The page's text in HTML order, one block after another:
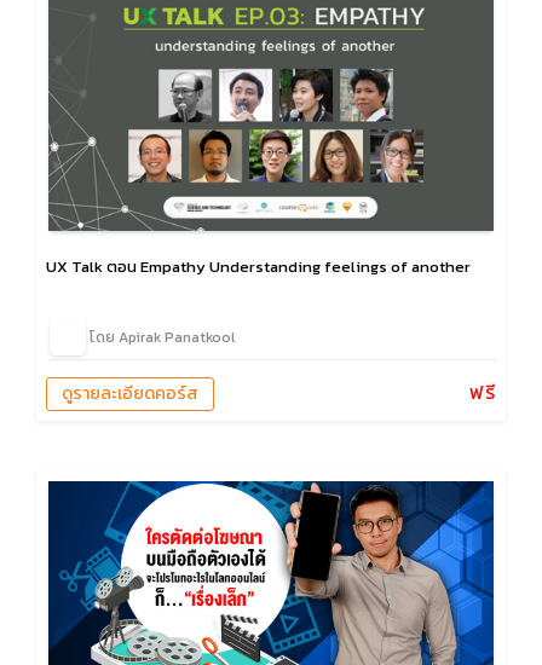
UX Talk ตอน Empathy Understanding feelings of another
โดย Apirak Panatkool
ฟรี
ดูรายละเอียดคอร์ส